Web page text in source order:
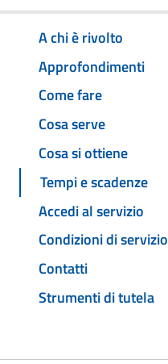
A chi è rivolto
Approfondimenti
Come fare
Cosa serve
Cosa si ottiene
Tempi e scadenze
Accedi al servizio
Condizioni di servizio
Contatti
Strumenti di tutela